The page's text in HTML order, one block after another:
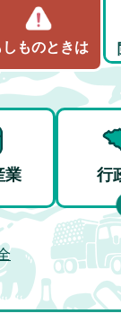
しものときは
業 行